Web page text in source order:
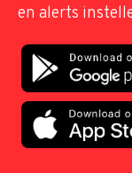
en alerts